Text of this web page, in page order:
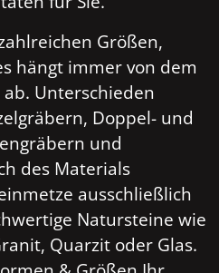
Größen,
hängt immer von dem
Unterschieden
Doppel- und
und
des Materials
ausschließlich
Natursteine wie
Quarzit oder Glas.